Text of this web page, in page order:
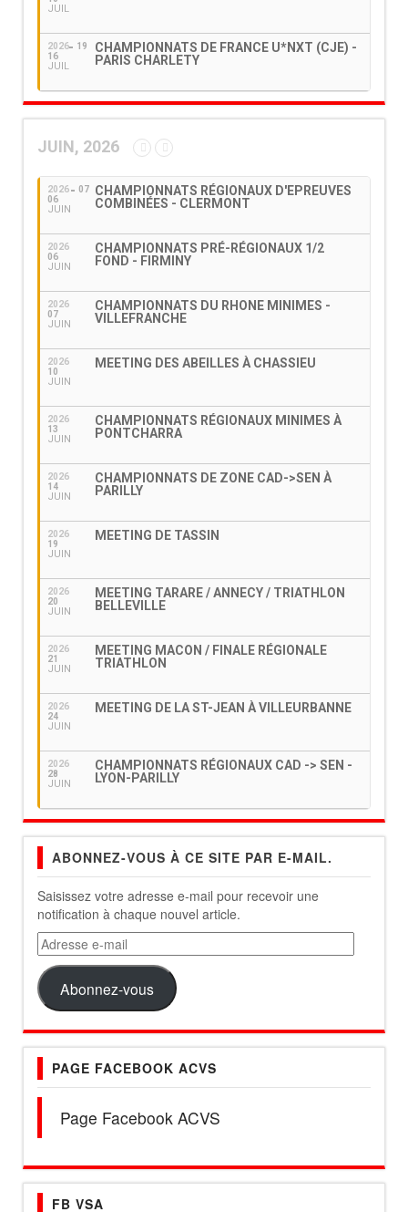
JUIL
2026
16
JUIL
19
CHAMPIONNATS DE FRANCE U*NXT (CJE) -
PARIS CHARLETY
JUIN, 2026
2026
06
JUIN
07
CHAMPIONNATS RÉGIONAUX D'EPREUVES
COMBINÉES - CLERMONT
2026
06
JUIN
CHAMPIONNATS PRÉ-RÉGIONAUX 1/2
FOND - FIRMINY
2026
07
JUIN
CHAMPIONNATS DU RHONE MINIMES -
VILLEFRANCHE
2026
10
JUIN
MEETING DES ABEILLES À CHASSIEU
2026
13
JUIN
CHAMPIONNATS RÉGIONAUX MINIMES À
PONTCHARRA
2026
14
JUIN
CHAMPIONNATS DE ZONE CAD->SEN À
PARILLY
2026
19
JUIN
MEETING DE TASSIN
2026
20
JUIN
MEETING TARARE / ANNECY / TRIATHLON
BELLEVILLE
2026
21
JUIN
MEETING MACON / FINALE RÉGIONALE
TRIATHLON
2026
24
JUIN
MEETING DE LA ST-JEAN À VILLEURBANNE
2026
28
JUIN
CHAMPIONNATS RÉGIONAUX CAD -> SEN -
LYON-PARILLY
ABONNEZ-VOUS À CE SITE PAR E-MAIL.
Saisissez votre adresse e-mail pour recevoir une
notification à chaque nouvel article.
Adresse
e-
mail
Abonnez-vous
PAGE FACEBOOK ACVS
Page Facebook ACVS
FB VSA